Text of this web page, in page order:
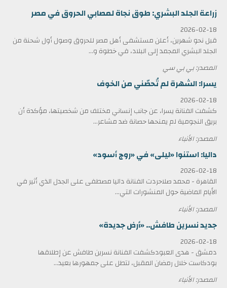
زراعة الجلد البشري: طوق نجاة لمصابي الحروق في مصر
2026-02-18
قبل نحو شهرين، أعلن مستشفى أهل مصر للحروق وصول أول شحنة من
الجلد البشري المجمد إلى البلاد، في خطوة و...
المصدر: بي بي سي
يسرا: الشهرة لم تُحصّني من الخوف
2026-02-18
كشفت الفنانة يسرا، عن جانب إنساني مختلف من شخصيتها، مؤكدة أن
بريق النجومية لم يمنحها حصانة ضد مشاعر...
المصدر: الأنباء
داليا: استنوا «ليلى» في «روج أسود»
2026-02-18
القاهرة - محمد صلاحردت الفنانة داليا مصطفى على الجدل الذي أثير في
الأيام الماضية حول المنشورات التي...
المصدر: الأنباء
جديد نسرين طافش.. «أرض جديدة»
2026-02-18
دمشق - هدى العبودكشفت الفنانة نسرين طافش عن إطلاقها
بودكاست خلال رمضان المقبل، لتطل على جمهورها بعيد...
المصدر: الأنباء